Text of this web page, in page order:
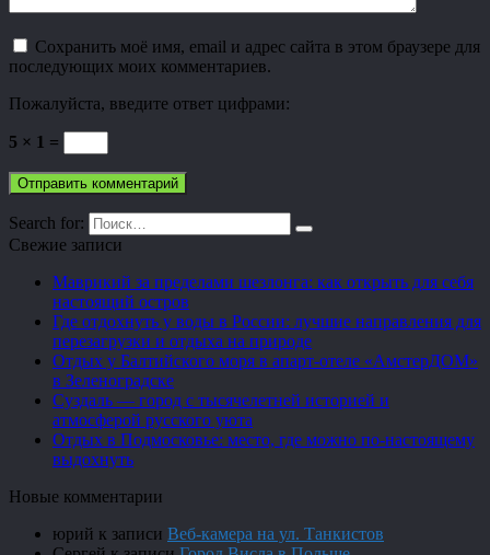
Сохранить моё имя, email и адрес сайта в этом браузере для
последующих моих комментариев.
Пожалуйста, введите ответ цифрами:
5 × 1 =
Search for:
Свежие записи
Маврикий за пределами шезлонга: как открыть для себя
настоящий остров
Где отдохнуть у воды в России: лучшие направления для
перезагрузки и отдыха на природе
Отдых у Балтийского моря в апарт-отеле «АмстерДОМ»
в Зеленоградске
Суздаль — город с тысячелетней историей и
атмосферой русского уюта
Отдых в Подмосковье: место, где можно по-настоящему
выдохнуть
Новые комментарии
юрий к записи Веб-камера на ул. Танкистов